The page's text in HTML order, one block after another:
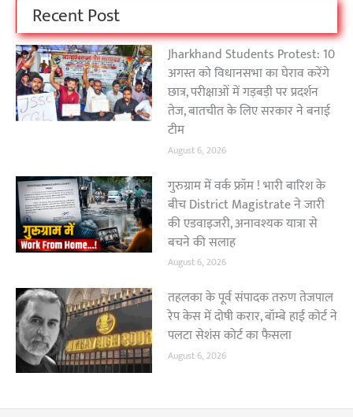
Recent Post
Jharkhand Students Protest: 10
अगस्त को विधानसभा का घेराव करेंगे
छात्र, परीक्षाओं में गड़बड़ी पर प्रदर्शन
तेज, बातचीत के लिए सरकार ने बनाई
टीम
August 6, 2026
गुरुग्राम में वर्क फ्रॉम ! भारी बारिश के
बीच District Magistrate ने जारी
की एडवाइजरी, अनावश्यक यात्रा से
बचने की सलाह
August 6, 2026
तहलका के पूर्व संपादक तरुण तेजपाल
रेप केस में दोषी करार, बॉम्बे हाई कोर्ट ने
पलटा सेशंस कोर्ट का फैसला
August 6, 2026